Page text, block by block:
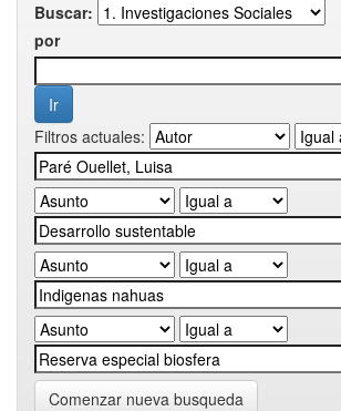
Buscar:
por
Filtros actuales:
Comenzar nueva busqueda